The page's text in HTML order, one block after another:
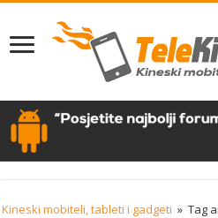
Kineski mobiteli, tableti i gadgeti » Tag